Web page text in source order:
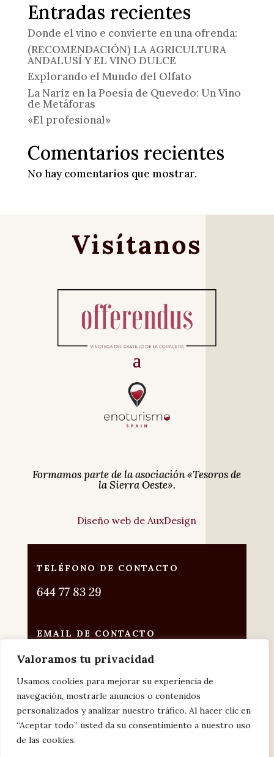
Valoramos tu privacidad
Usamos cookies para mejorar su experiencia de
navegación, mostrarle anuncios o contenidos
personalizados y analizar nuestro tráfico. Al hacer clic en
“Aceptar todo” usted da su consentimiento a nuestro uso
de las cookies.
Entradas recientes
Donde el vino e convierte en una ofrenda:
(RECOMENDACIÓN) LA AGRICULTURA
ANDALUSÍ Y EL VINO DULCE
Explorando el Mundo del Olfato
La Nariz en la Poesía de Quevedo: Un Vino
de Metáforas
«El profesional»
Comentarios recientes
No hay comentarios que mostrar.
Visítanos
Formamos parte de la asociación «Tesoros de
la Sierra Oeste».
Diseño web de AuxDesign
TELÉFONO DE CONTACTO
644 77 83 29
EMAIL DE CONTACTO
vinoteca@offerendus.com
ENCUÉNTRENOS EN
San Martín de Valdeiglesias, Madrid